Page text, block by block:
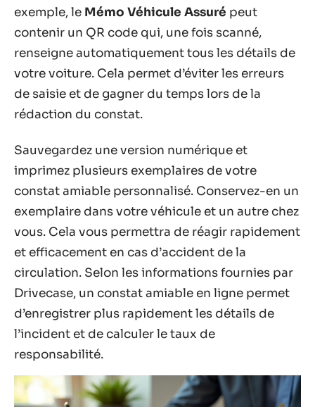
exemple, le Mémo Véhicule Assuré peut
contenir un QR code qui, une fois scanné,
renseigne automatiquement tous les détails de
votre voiture. Cela permet d’éviter les erreurs
de saisie et de gagner du temps lors de la
rédaction du constat.
Sauvegardez une version numérique et
imprimez plusieurs exemplaires de votre
constat amiable personnalisé. Conservez-en un
exemplaire dans votre véhicule et un autre chez
vous. Cela vous permettra de réagir rapidement
et efficacement en cas d’accident de la
circulation. Selon les informations fournies par
Drivecase, un constat amiable en ligne permet
d’enregistrer plus rapidement les détails de
l’incident et de calculer le taux de
responsabilité.